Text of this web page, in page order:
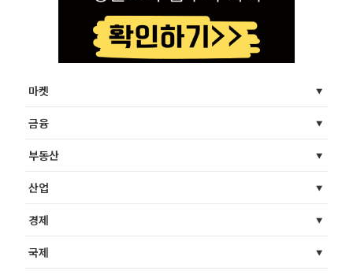
마켓
금융
부동산
산업
경제
국제